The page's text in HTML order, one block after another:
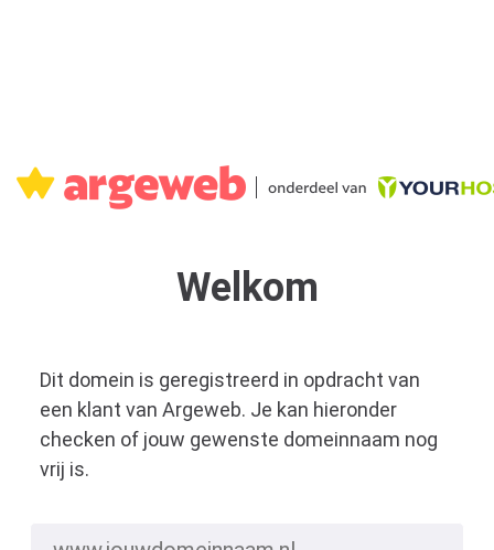
Welkom
Dit domein is geregistreerd in opdracht van
een klant van Argeweb. Je kan hieronder
checken of jouw gewenste domeinnaam nog
vrij is.